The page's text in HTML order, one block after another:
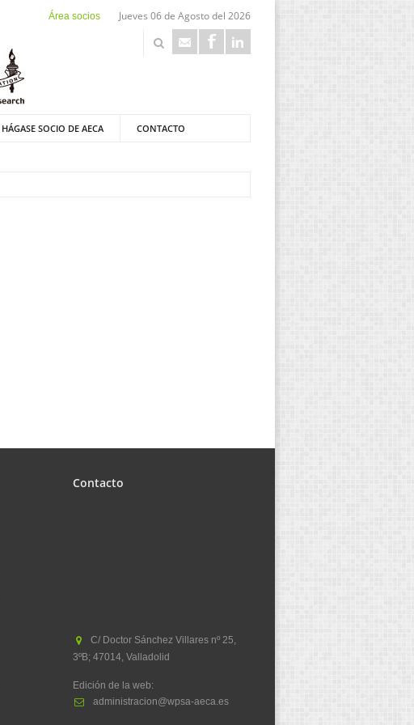
Área socios Jueves 06 de Agosto del 2026
HÁGASE SOCIO DE AECA CONTACTO
Contacto
C/ Doctor Sánchez Villares nº 25,
3ºB; 47014, Valladolid
Edición de la web:
administracion@wpsa-aeca.es